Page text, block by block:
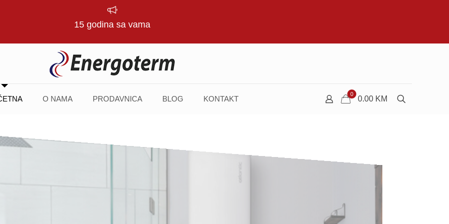
15 godina sa vama
O NAMA PRODAVNICA BLOG KONTAKT
0
0.00 KM